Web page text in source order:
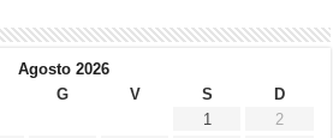
Agosto 2026
G V S
D
1
2